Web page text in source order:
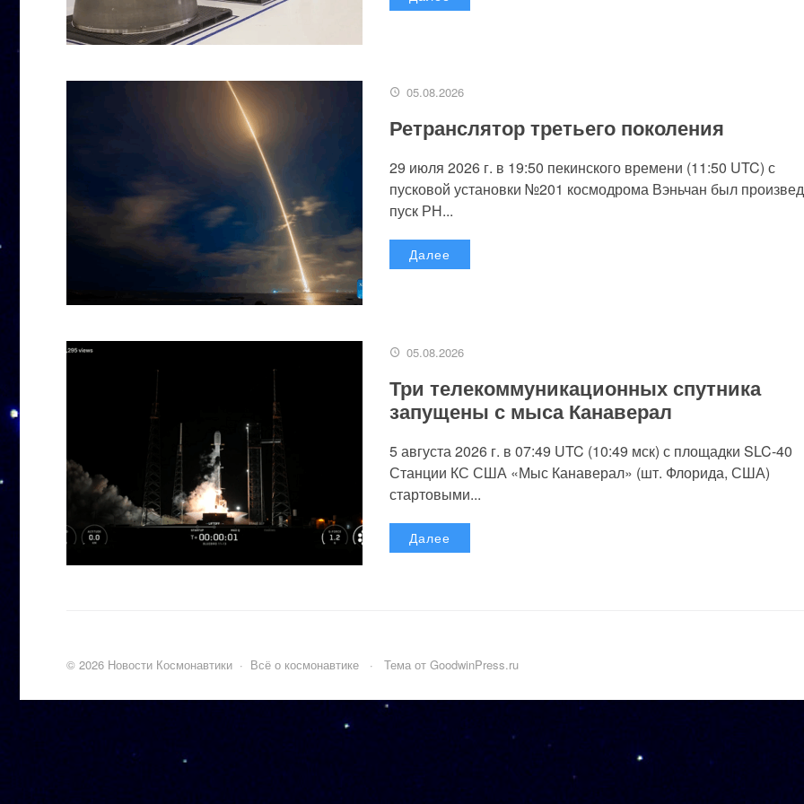
05.08.2026
Ретранслятор третьего поколения
29 июля 2026 г. в 19:50 пекинского времени (11:50 UTC) с
пусковой установки №201 космодрома Вэньчан был
пуск РН...
Далее
05.08.2026
Три телекоммуникационных спутника
запущены с мыса Канаверал
5 августа 2026 г. в 07:49 UTC (10:49 мск) с площадки SLC-40
Станции КС США «Мыс Канаверал» (шт. Флорида, США)
стартовыми...
Далее
© 2026 Новости Космонавтики · Всё о космонавтике · Тема от GoodwinPress.ru